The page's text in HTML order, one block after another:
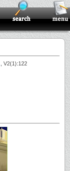
, V2(1):122